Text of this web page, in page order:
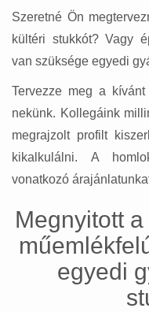
Szeretné Ön
kültéri stukkót? Vagy
van szüksége egyedi
Tervezze meg a
nekünk. Kollegáink
megrajzolt profilt
kikalkulálni. A
vonatkozó
Megnyitott
egyedi